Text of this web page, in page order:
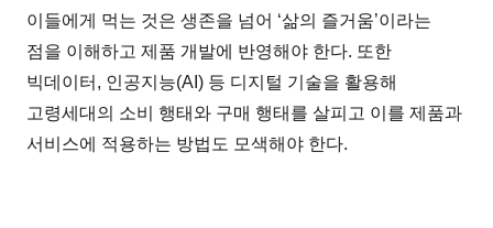
이들에게 먹는 것은 생존을 넘어 ‘삶의 즐거움’이라는
점을 이해하고 제품 개발에 반영해야 한다. 또한
빅데이터, 인공지능(AI) 등 디지털 기술을 활용해
고령세대의 소비 행태와 구매 행태를 살피고 이를 제품과
서비스에 적용하는 방법도 모색해야 한다.